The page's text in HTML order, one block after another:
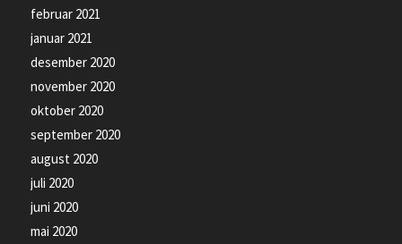
februar 2021
januar 2021
desember 2020
november 2020
oktober 2020
september 2020
august 2020
juli 2020
juni 2020
mai 2020